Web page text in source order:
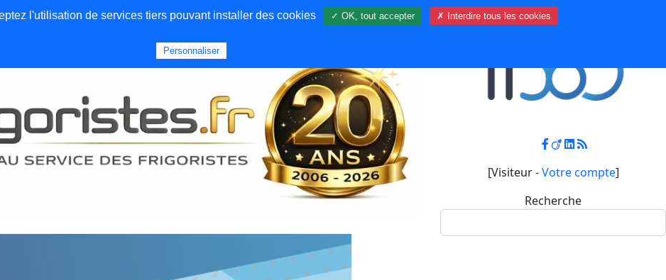
Emploi Qui sommes nous Contact Mon compte
[Visiteur -Votre compte]
Recherche
l'utilisation de services tiers pouvant installer des cookies ✓ OK, tout accepter ✗ Interdire tous les cookies
Personnaliser